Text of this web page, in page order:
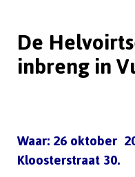
De
inbreng in
Waar: 26 oktober
Kloosterstraat 30.